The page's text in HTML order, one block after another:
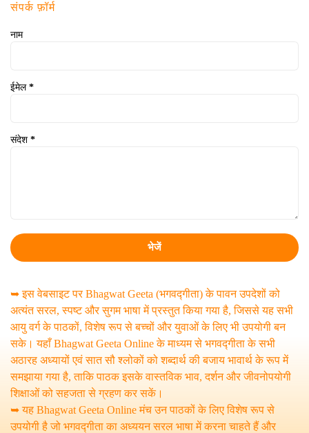
संपर्क फ़ॉर्म
नाम
ईमेल *
संदेश *
➥ इस वेबसाइट पर Bhagwat Geeta (भगवद्गीता) के पावन उपदेशों को
अत्यंत सरल, स्पष्ट और सुगम भाषा में प्रस्तुत किया गया है, जिससे यह सभी
आयु वर्ग के पाठकों, विशेष रूप से बच्चों और युवाओं के लिए भी उपयोगी बन
सके। यहाँ Bhagwat Geeta Online के माध्यम से भगवद्गीता के सभी
अठारह अध्यायों एवं सात सौ श्लोकों को शब्दार्थ की बजाय भावार्थ के रूप में
समझाया गया है, ताकि पाठक इसके वास्तविक भाव, दर्शन और जीवनोपयोगी
शिक्षाओं को सहजता से ग्रहण कर सकें।
➥ यह Bhagwat Geeta Online मंच उन पाठकों के लिए विशेष रूप से
उपयोगी है जो भगवद्गीता का अध्ययन सरल भाषा में करना चाहते हैं और